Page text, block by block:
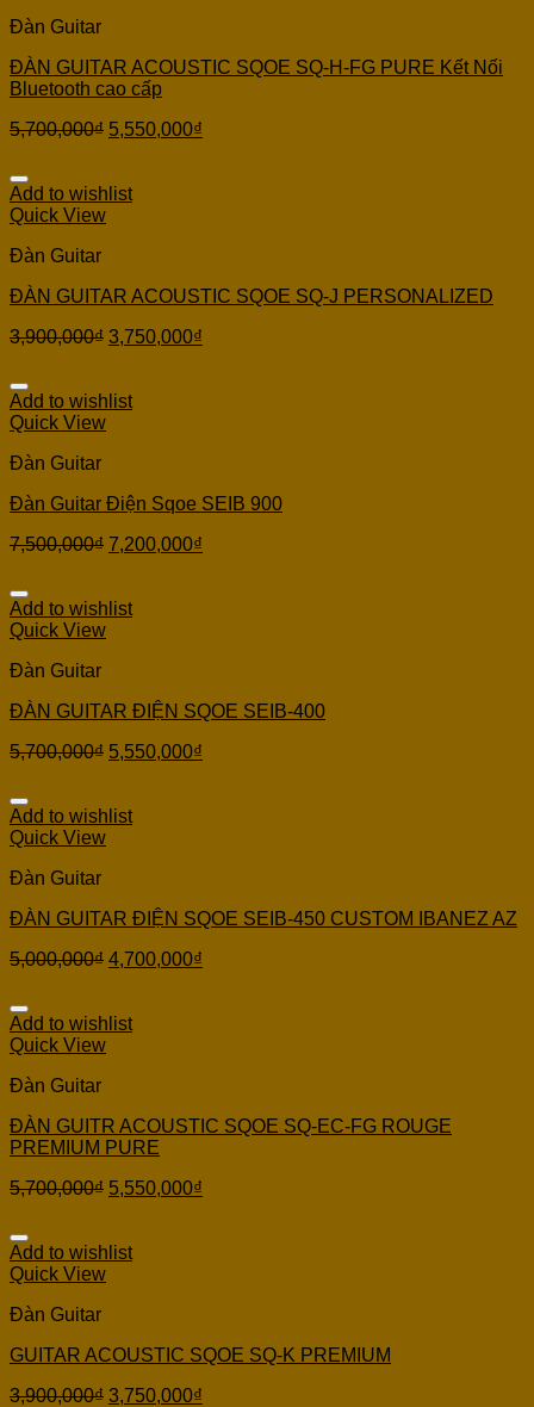
Đàn Guitar
ĐÀN GUITAR ACOUSTIC SQOE SQ-H-FG PURE Kết Nối
Bluetooth cao cấp
5,700,000₫ 5,550,000₫
Add to wishlist
Quick View
Đàn Guitar
ĐÀN GUITAR ACOUSTIC SQOE SQ-J PERSONALIZED
3,900,000₫ 3,750,000₫
Add to wishlist
Quick View
Đàn Guitar
Đàn Guitar Điện Sqoe SEIB 900
7,500,000₫ 7,200,000₫
Add to wishlist
Quick View
Đàn Guitar
ĐÀN GUITAR ĐIỆN SQOE SEIB-400
5,700,000₫ 5,550,000₫
Add to wishlist
Quick View
Đàn Guitar
ĐÀN GUITAR ĐIỆN SQOE SEIB-450 CUSTOM IBANEZ AZ
5,000,000₫ 4,700,000₫
Add to wishlist
Quick View
Đàn Guitar
ĐÀN GUITR ACOUSTIC SQOE SQ-EC-FG ROUGE
PREMIUM PURE
5,700,000₫ 5,550,000₫
Add to wishlist
Quick View
Đàn Guitar
GUITAR ACOUSTIC SQOE SQ-K PREMIUM
3,900,000₫ 3,750,000₫